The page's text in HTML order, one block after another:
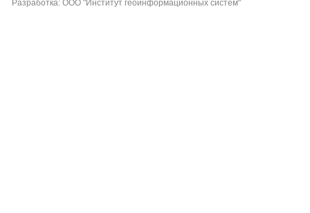
Разработка: ООО "Институт геоинформационных систем"